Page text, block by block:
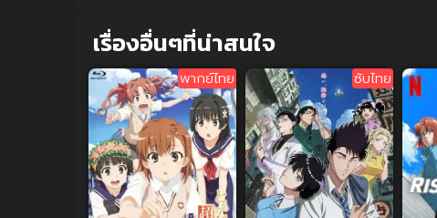
เรื่องอื่นๆที่น่าสนใจ
พากย์ไทย ซับไทย